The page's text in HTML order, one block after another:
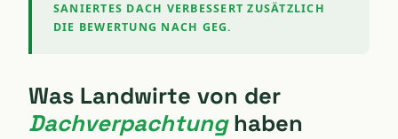
SANIERTES DACH VERBESSERT ZUSÄTZLICH
DIE BEWERTUNG NACH GEG.
Was Landwirte von der
Dachverpachtunghaben